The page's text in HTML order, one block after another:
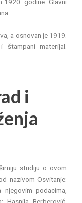
godine. Glavni
a osnovan je 1919.
štampani materijal.
i
studiju o ovom
nazivom Osvitanje:
podacima,